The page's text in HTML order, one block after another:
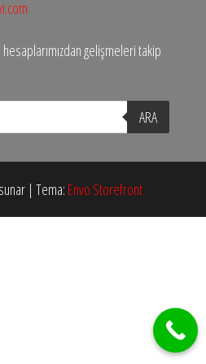
gelişmeleri takip
ARA
| Tema: Envo Storefront